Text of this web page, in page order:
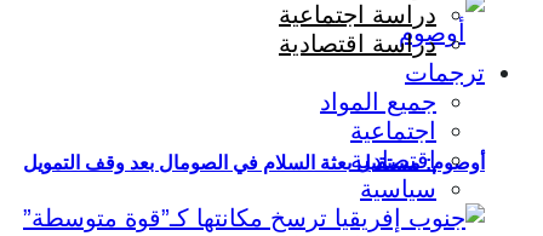
أوصوم: مستقبل بعثة السلام في الصومال بعد وقف التمويل
دراسة اجتماعية
دراسة اقتصادية
ترجمات
جميع المواد
اجتماعية
اقتصادية
سياسية